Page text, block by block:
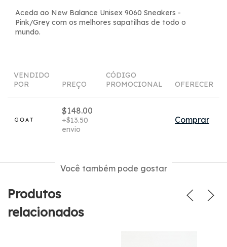
Aceda ao New Balance Unisex 9060 Sneakers -
Pink/Grey com os melhores sapatilhas de todo o
mundo.
VENDIDO
POR
PREÇO
CÓDIGO
PROMOCIONAL
OFERECER
$148.00
+$13.50
envio
Comprar
Você também pode gostar
Produtos
relacionados